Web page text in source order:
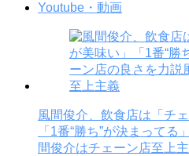
Youtube・動画
風間俊介、飲食店は「チ
「1番“勝ち”が決まって
間俊介はチェーン店至上